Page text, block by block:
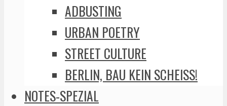
ADBUSTING
URBAN POETRY
STREET CULTURE
BERLIN, BAU KEIN SCHEISS!
NOTES-SPEZIAL